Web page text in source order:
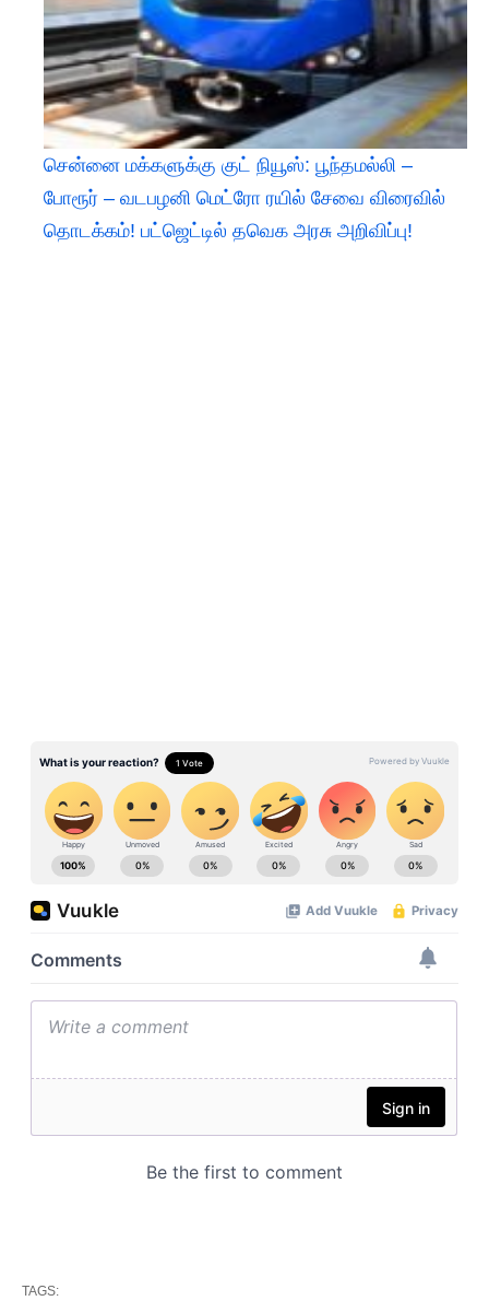
சென்னை மக்களுக்கு குட் நியூஸ்: பூந்தமல்லி –
போரூர் – வடபழனி மெட்ரோ ரயில் சேவை விரைவில்
தொடக்கம்! பட்ஜெட்டில் தவெக அரசு அறிவிப்பு!
TAGS: